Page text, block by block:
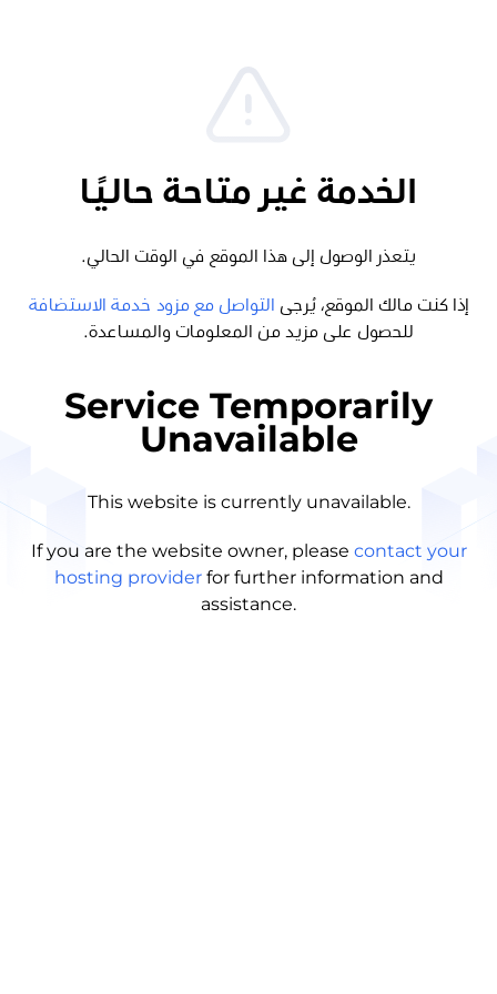
الخدمة غير متاحة حاليًا
يتعذر الوصول إلى هذا الموقع في الوقت الحالي.
إذا كنت مالك الموقع، يُرجى
التواصل مع مزود خدمة الاستضافة
للحصول على مزيد من المعلومات والمساعدة.
Service Temporarily
Unavailable
This website is currently unavailable.
If you are the website owner, please contact your
hosting provider for further information and
assistance.